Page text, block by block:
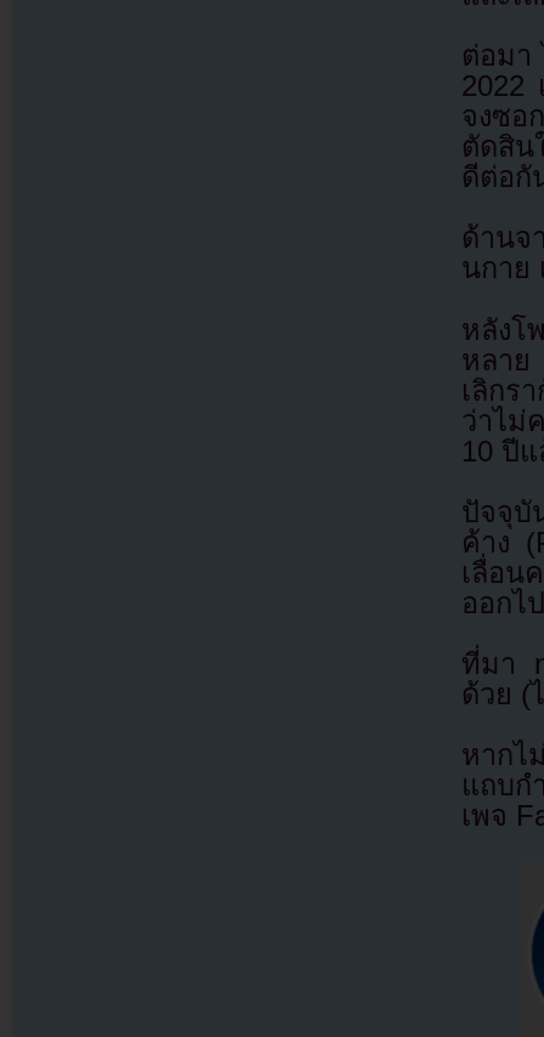
ต่อมา
2022
จงซอ
ตัดสิน
ดีต่อกั
ด้านจ
นกาย
หลังโ
หลาย
เลิกร
ว่าไม่
10 ปี
ปัจจุบั
ค้าง
เลื่อน
ออกไ
ที่มา
ด้วย (
หากไ
แถบก
เพจ